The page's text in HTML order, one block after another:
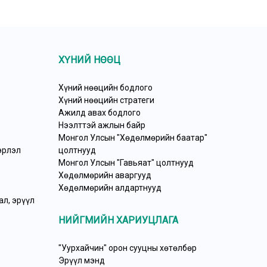
эрүүл
ХҮНИЙ НӨӨЦ
Хүний нөөцийн бодлого
Хүний нөөцийн стратеги
Ажилд авах бодлого
Нээлттэй ажлын байр
Монгол Улсын "Хөдөлмөрийн баатар"
цолтнууд
Монгол Улсын "Гавьяат" цолтнууд
Хөдөлмөрийн аваргууд
Хөдөлмөрийн алдартнууд
НИЙГМИЙН ХАРИУЦЛАГА
"Уурхайчин" орон сууцны хөтөлбөр
Эрүүл мэнд